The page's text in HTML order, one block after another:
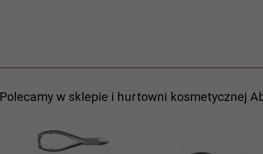
Polecamy w sklepie i hurtowni kosmetycznej